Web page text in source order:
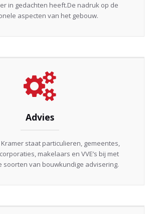
in gedachten heeft.De nadruk op de
aspecten van het gebouw.
Advies
staat particulieren, gemeentes,
makelaars en VVE’s bij met
soorten van bouwkundige advisering.